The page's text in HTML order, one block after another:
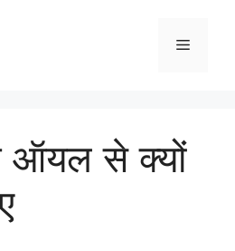
Menu
ऑयल से क्यों